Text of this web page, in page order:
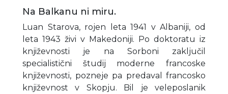
Na Balkanu ni miru.
Luan Starova, rojen leta 1941 v Albaniji, od
leta 1943 živi v Makedoniji. Po doktoratu iz
književnosti je na Sorboni zaključil
specialistični študij moderne francoske
književnosti, pozneje pa predaval francosko
književnost v Skopju. Bil je veleposlanik